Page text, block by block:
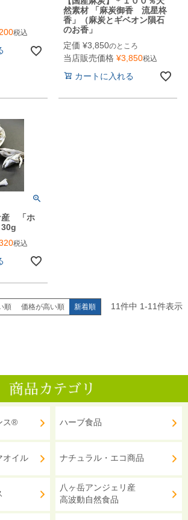
税込
然素材 「麻炭御香 流星柊
香」（麻炭とギベオン隕石
のお香」
定価 ¥3,850のところ
当店販売価格 ¥3,850税込
カートに入れる
産 「ホ
税込
順 価格が高い順 新着順 11件中 1-11件表示
ス®
オイル
ハーブ食品
ナチュラル・エコ商品
八ヶ岳アンジェリ産
高波動自然食品